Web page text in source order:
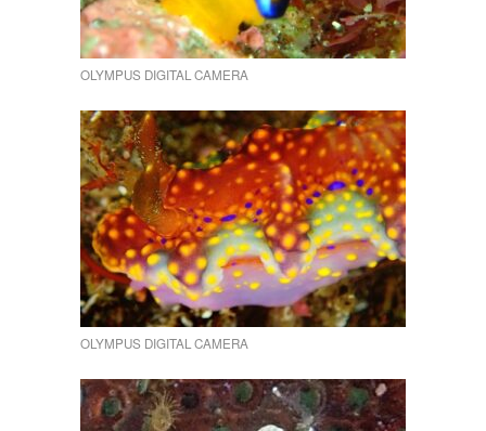
OLYMPUS DIGITAL CAMERA
OLYMPUS DIGITAL CAMERA